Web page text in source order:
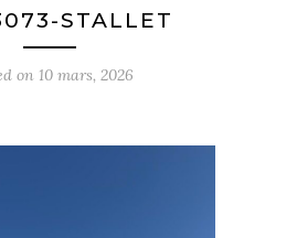
STALLET
on 10 mars, 2026